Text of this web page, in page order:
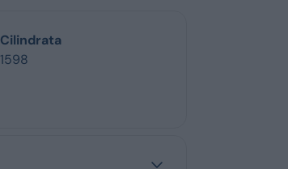
Cilindrata
1598